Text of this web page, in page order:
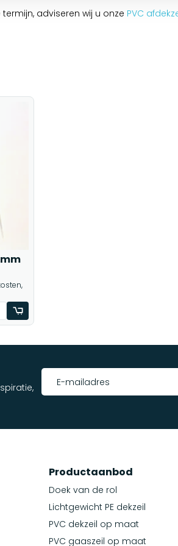
adviseren wij u onze PVC
Productaanbod
Doek van de rol
Lichtgewicht PE dekzeil
PVC dekzeil op maat
PVC gaaszeil op maat